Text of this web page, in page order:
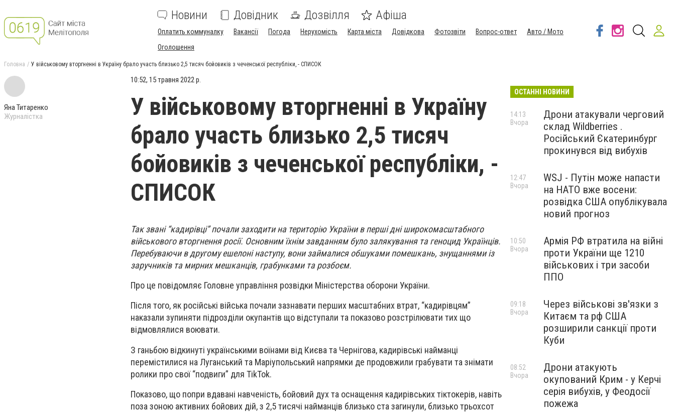
Новини Довідник Дозвілля Афіша
Оплатить коммуналку Вакансії Погода Нерухомість Карта міста Довідкова Фотозвіти Вопрос-ответ
Авто / Мото
Оголошення
Головна У військовому вторгненні в Україну брало участь близько 2,5 тисяч бойовиків з чеченської республіки, - СПИСОК
Яна Титаренко
Журналістка
10:52, 15 травня 2022 р.
У військовому вторгненні в Україну
брало участь близько 2,5 тисяч
бойовиків з чеченської республіки, -
СПИСОК
Так звані “кадирівці” почали заходити на територію України в перші дні широкомасштабного
військового вторгнення росії. Основним їхнім завданням було залякування та геноцид Українців.
Перебуваючи в другому ешелоні наступу, вони займалися обшуками помешкань, знущаннями із
заручників та мирних мешканців, грабунками та розбоєм.
Про це повідомляє Головне управління розвідки Міністерства оборони України.
Після того, як російські війська почали зазнавати перших масштабних втрат, “кадирівцям”
наказали зупиняти підрозділи окупантів що відступали та показово розстрілювати тих що
відмовлялися воювати.
З ганьбою відкинуті українськими воїнами від Києва та Чернігова, кадирівські найманці
перемістилися на Луганський та Маріупольський напрямки де продовжили грабувати та знімати
ролики про свої “подвиги” для TikTok.
Показово, що попри вдавані навченість, бойовий дух та оснащення кадирівських тіктокерів, навіть
поза зоною активних бойових дій, з 2,5 тисячі найманців близько ста загинули, близько трьохсот
ОСТАННІ НОВИНИ
Дрони атакували черговий
склад Wildberries .
Російський Єкатеринбург
прокинувся від вибухів
14:13
Вчора
WSJ - Путін може напасти
на НАТО вже восени:
розвідка США опублікувала
новий прогноз
12:47
Вчора
Армія РФ втратила на війні
проти України ще 1210
військових і три засоби
ППО
10:50
Вчора
Через військові зв'язки з
Китаєм та рф США
розширили санкції проти
Куби
09:18
Вчора
Дрони атакують
окупований Крим - у Керчі
серія вибухів, у Феодосії
пожежа
08:52
Вчора